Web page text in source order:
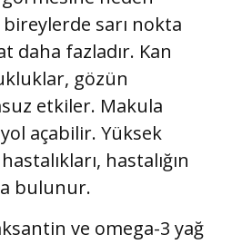
sarı nokta
daha fazladır. Kan
gözün
etkiler. Makula
açabilir. Yüksek
hastalığın
bulunur.
ve omega-3 yağ